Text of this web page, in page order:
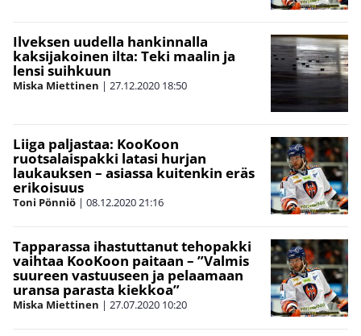
Ilveksen uudella hankinnalla
kaksijakoinen ilta: Teki maalin ja
lensi suihkuun
Miska Miettinen | 27.12.2020 18:50
Liiga paljastaa: KooKoon
ruotsalaispakki latasi hurjan
laukauksen – asiassa kuitenkin eräs
erikoisuus
Toni Pönniö | 08.12.202021:16
Tapparassa ihastuttanut tehopakki
vaihtaa KooKoon paitaan – ”Valmis
suureen vastuuseen ja pelaamaan
uransa parasta kiekkoa”
Miska Miettinen | 27.07.2020 10:20